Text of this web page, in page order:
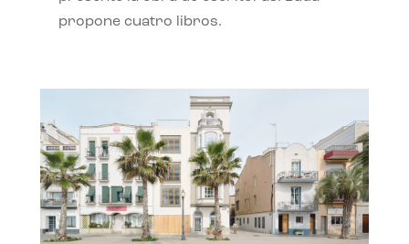
propone cuatro libros.